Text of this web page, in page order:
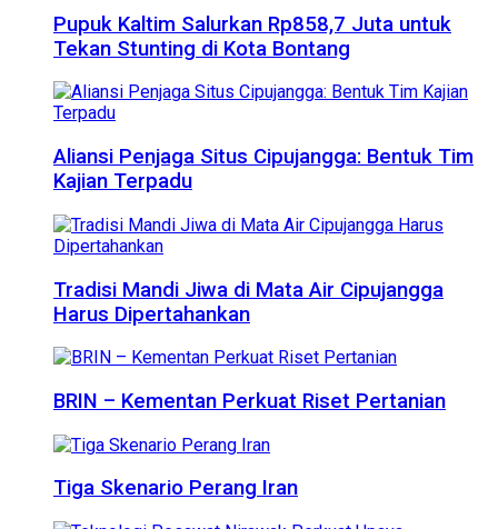
Pupuk Kaltim Salurkan Rp858,7 Juta untuk
Tekan Stunting di Kota Bontang
Aliansi Penjaga Situs Cipujangga: Bentuk Tim
Kajian Terpadu
Tradisi Mandi Jiwa di Mata Air Cipujangga
Harus Dipertahankan
BRIN – Kementan Perkuat Riset Pertanian
Tiga Skenario Perang Iran